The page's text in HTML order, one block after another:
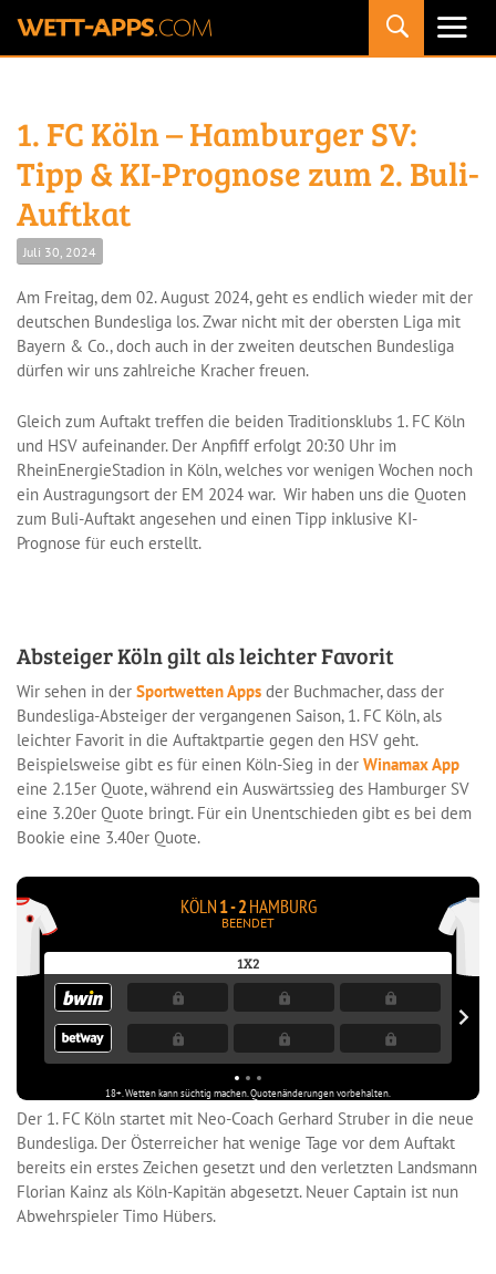
1. FC Köln – Hamburger SV:
Tipp & KI-Prognose zum 2. Buli-
Auftkat
Juli 30, 2024
Am Freitag, dem 02. August 2024, geht es endlich wieder mit der
deutschen Bundesliga los. Zwar nicht mit der obersten Liga mit
Bayern & Co., doch auch in der zweiten deutschen Bundesliga
dürfen wir uns zahlreiche Kracher freuen.
Gleich zum Auftakt treffen die beiden Traditionsklubs 1. FC Köln
und HSV aufeinander. Der Anpfiff erfolgt 20:30 Uhr im
RheinEnergieStadion in Köln, welches vor wenigen Wochen noch
ein Austragungsort der EM 2024 war. Wir haben uns die Quoten
zum Buli-Auftakt angesehen und einen Tipp inklusive KI-
Prognose für euch erstellt.
Absteiger Köln gilt als leichter Favorit
Wir sehen in der Sportwetten Apps der Buchmacher, dass der
Bundesliga-Absteiger der vergangenen Saison, 1. FC Köln, als
leichter Favorit in die Auftaktpartie gegen den HSV geht.
Beispielsweise gibt es für einen Köln-Sieg in der Winamax App
eine 2.15er Quote, während ein Auswärtssieg des Hamburger SV
eine 3.20er Quote bringt. Für ein Unentschieden gibt es bei dem
Bookie eine 3.40er Quote.
Der 1. FC Köln startet mit Neo-Coach Gerhard Struber in die neue
Bundesliga. Der Österreicher hat wenige Tage vor dem Auftakt
bereits ein erstes Zeichen gesetzt und den verletzten Landsmann
Florian Kainz als Köln-Kapitän abgesetzt. Neuer Captain ist nun
Abwehrspieler Timo Hübers.